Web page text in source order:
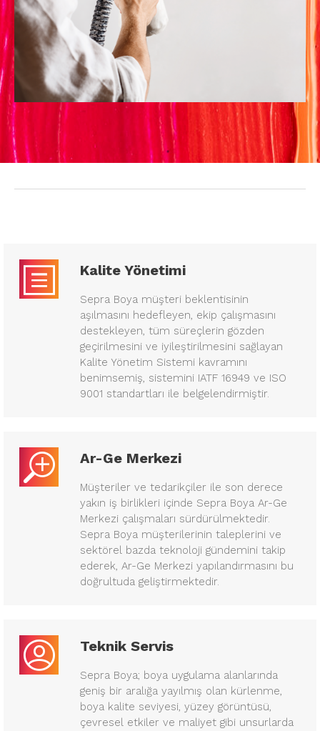
kaba inşaat ve ince işçilik isteyen her yüzeyde
sizlere kaliteli ürün sağlar.
Kalite Yönetimi
Sepra Boya müşteri beklentisinin
aşılmasını hedefleyen, ekip çalışmasını
destekleyen, tüm süreçlerin gözden
geçirilmesini ve iyileştirilmesini sağlayan
Kalite Yönetim Sistemi kavramını
benimsemiş, sistemini IATF 16949 ve ISO
9001 standartları ile belgelendirmiştir.
Ar-Ge Merkezi
Müşteriler ve tedarikçiler ile son derece
yakın iş birlikleri içinde Sepra Boya Ar-Ge
Merkezi çalışmaları sürdürülmektedir.
Sepra Boya müşterilerinin taleplerini ve
sektörel bazda teknoloji gündemini takip
ederek, Ar-Ge Merkezi yapılandırmasını bu
doğrultuda geliştirmektedir.
Teknik Servis
Sepra Boya; boya uygulama alanlarında
geniş bir aralığa yayılmış olan kürlenme,
boya kalite seviyesi, yüzey görüntüsü,
çevresel etkiler ve maliyet gibi unsurlarda